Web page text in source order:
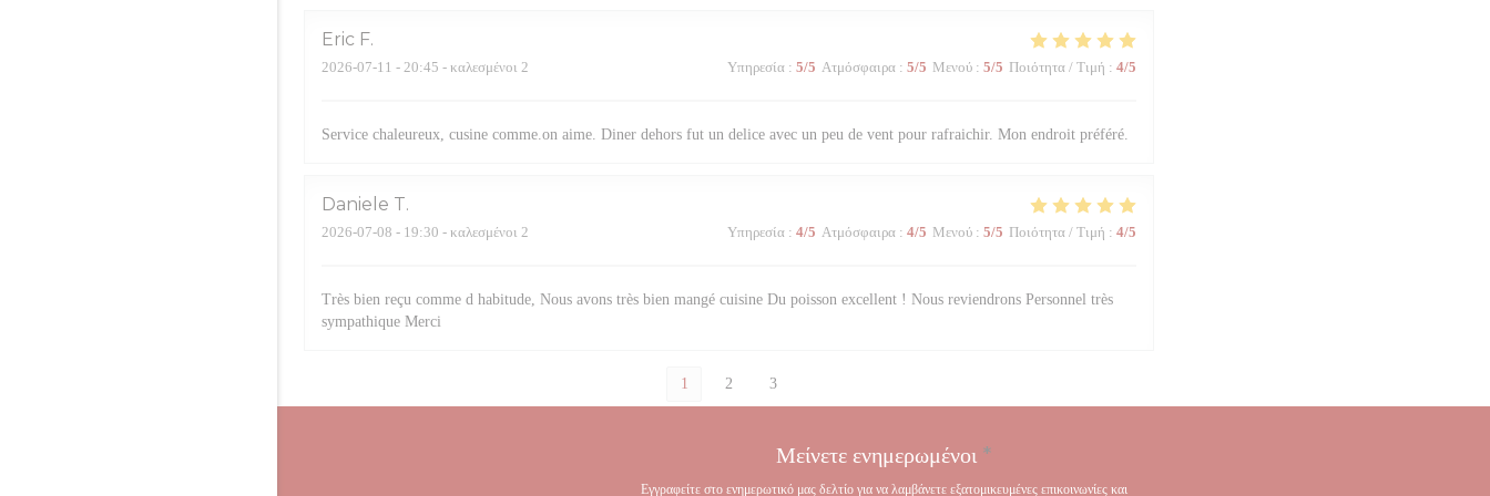
Eric F
2026-07-11 - 20:45 - καλεσμένοι 2 Υπηρεσία: 5/5 Ατμόσφαιρα: 5/5 Μενού: 5/5 Ποιότητα / Τιμή : 4/5
Service chaleureux, cusine comme.on aime. Diner dehors fut un delice avec un peu de vent pour rafraichir. Mon endroit préféré.
Daniele T
2026-07-08 - 19:30 - καλεσμένοι 2 Υπηρεσία: 4/5 Ατμόσφαιρα: 4/5 Μενού: 5/5 Ποιότητα / Τιμή : 4/5
Très bien reçu comme d habitude, Nous avons très bien mangé cuisine Du poisson excellent ! Nous reviendrons Personnel très
sympathique Merci
1 2 3
Μείνετε ενημερωμένοι *
Εγγραφείτε στο ενημερωτικό μας δελτίο για να λαμβάνετε εξατομικευμένες επικοινωνίες και